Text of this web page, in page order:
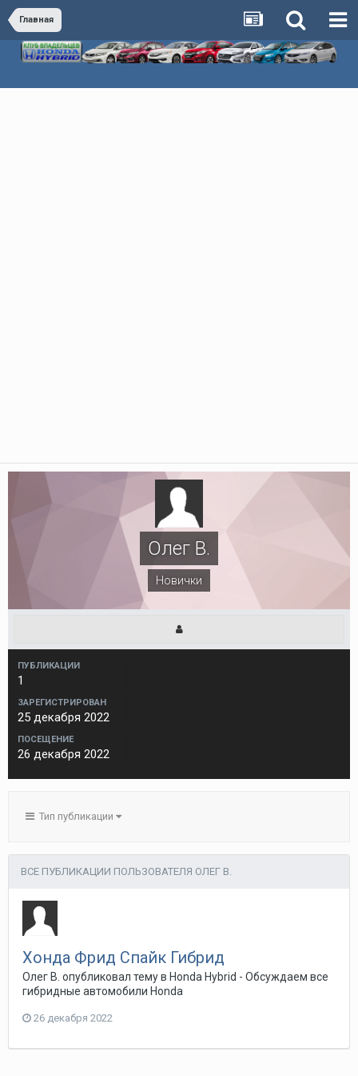
Главная
Олег В.
Новички
ПУБЛИКАЦИИ
1
ЗАРЕГИСТРИРОВАН
25 декабря 2022
ПОСЕЩЕНИЕ
26 декабря 2022
Тип публикации
ВСЕ ПУБЛИКАЦИИ ПОЛЬЗОВАТЕЛЯ ОЛЕГ В.
Хонда Фрид Спайк Гибрид
Олег В. опубликовал тему в Honda Hybrid - Обсуждаем все
гибридные автомобили Honda
26 декабря 2022